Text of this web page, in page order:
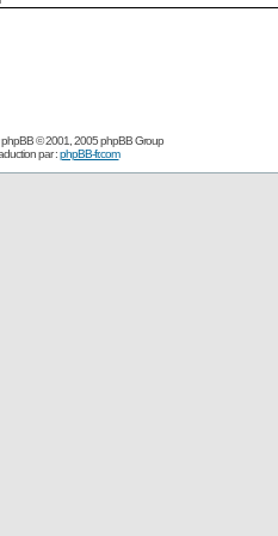
phpBB© 2001, 2005 phpBB Group
par :phpBB-fr.com